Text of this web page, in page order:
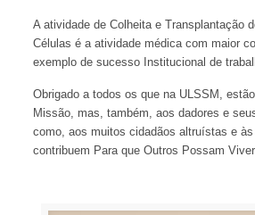
A atividade de Colheita e Transplantação
Células é a atividade médica com maior
exemplo de sucesso Institucional de
Obrigado a todos os que na ULSSM,
Missão, mas, também, aos dadores e
como, aos muitos cidadãos altruístas e
contribuem Para que Outros Possam